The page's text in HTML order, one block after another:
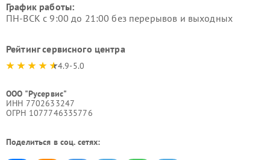
График работы:
ПН-ВСК с 9:00 до 21:00 без перерывов и выходных
Рейтинг сервисного центра
4.9-5.0
ООО "Русервис"
ИНН 7702633247
ОГРН 1077746335776
Поделиться в соц. сетях: